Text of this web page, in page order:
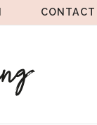
CONTACT